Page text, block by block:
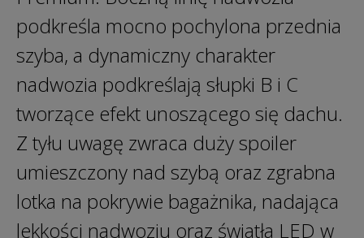
podkreśla mocno pochylona przednia
szyba, a dynamiczny charakter
nadwozia podkreślają słupki B i C
tworzące efekt unoszącego się dachu.
Z tyłu uwagę zwraca duży spoiler
umieszczony nad szybą oraz zgrabna
lotka na pokrywie bagażnika, nadająca
lekkości nadwoziu oraz światła LED w